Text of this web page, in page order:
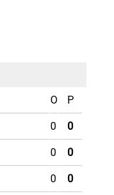
O P
0 0
0 0
0 0